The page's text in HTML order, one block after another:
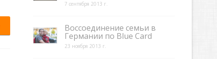
7 сентября 2013 г.
Воссоединение семьи в
Германии по Blue Card
23 ноября 2013 г.